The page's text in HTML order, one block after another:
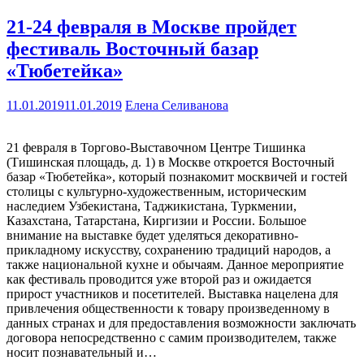
21-24 февраля в Москве пройдет
фестиваль Восточный базар
«Тюбетейка»
11.01.201911.01.2019 Елена Селиванова
21 февраля в Торгово-Выставочном Центре Тишинка
(Тишинская площадь, д. 1) в Москве откроется Восточный
базар «Тюбетейка», который познакомит москвичей и гостей
столицы с культурно-художественным, историческим
наследием Узбекистана, Таджикистана, Туркмении,
Казахстана, Татарстана, Киргизии и России. Большое
внимание на выставке будет уделяться декоративно-
прикладному искусству, сохранению традиций народов, а
также национальной кухне и обычаям. Данное мероприятие
как фестиваль проводится уже второй раз и ожидается
прирост участников и посетителей. Выставка нацелена для
привлечения общественности к товару произведенному в
данных странах и для предоставления возможности заключать
договора непосредственно с самим производителем, также
носит познавательный и…